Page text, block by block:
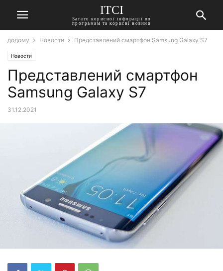
ITCI
Багато корисної інфорації по
програмам та корисні новини
додому Новости Представлений смартфон Samsung Galaxy S7
Новости
Представлений смартфон
Samsung Galaxy S7
31.12.2021